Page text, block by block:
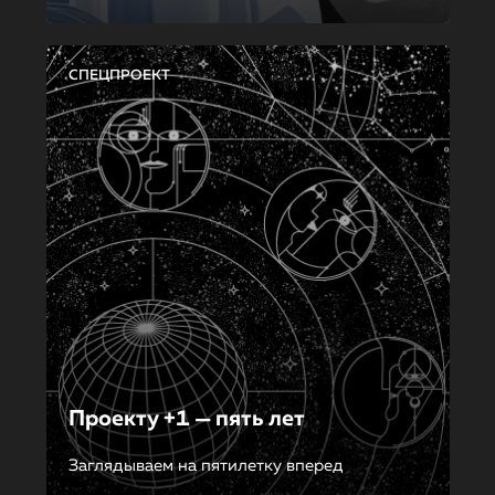
СПЕЦПРОЕКТ
Проекту +1 — пять лет
Заглядываем на пятилетку вперед